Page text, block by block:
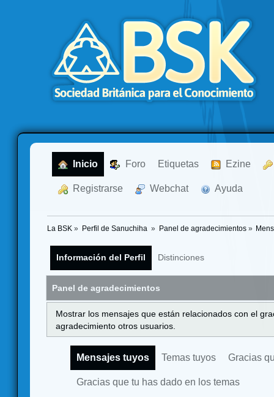
Inicio Foro Etiquetas Ezine
Registrarse Webchat Ayuda
La BSK » Perfil de Sanuchiha » Panel de agradecimientos»
Información del Perfil Distinciones
Panel de agradecimientos
Mostrar los mensajes que están relacionados con el
agradecimiento otros usuarios.
Mensajes tuyos Temas tuyos Gracias
Gracias que tu has dado en los temas